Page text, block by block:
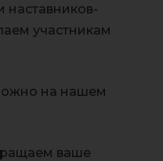
наставников-
участникам
на нашем
ваше